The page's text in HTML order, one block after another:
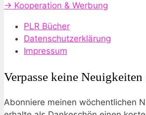
→ Kooperation & Werbung
PLR Bücher
Datenschutzerklärung
Impressum
Verpasse keine
Abonniere meinen wöchentlichen